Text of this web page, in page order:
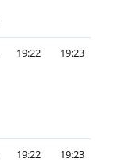
19:22 19:23
19:22 19:23